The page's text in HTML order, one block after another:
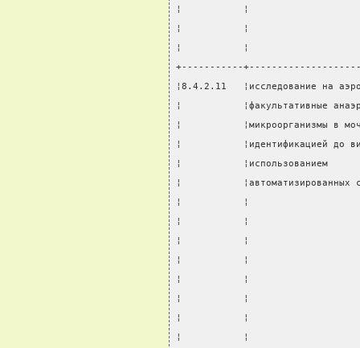
¦           ¦
¦           ¦
¦           ¦
+-----------
¦8.4.2.11   ¦исследование на
¦           ¦факультативные
¦           ¦микроорганизмы в
¦           ¦идентификацией
¦
¦
¦           ¦
¦           ¦
¦           ¦
¦           ¦
¦           ¦
¦           ¦
¦           ¦
¦           ¦